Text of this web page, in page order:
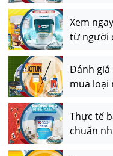
Xem
từ người
Đánh giá
mua loại
Thực tế
chuẩn